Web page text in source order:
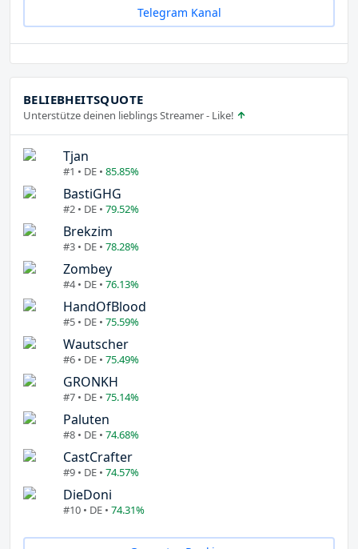
Telegram Kanal
BELIEBHEITSQUOTE
Unterstütze deinen lieblings Streamer - Like!
Tjan
#1 • DE • 85.85%
BastiGHG
#2 • DE • 79.52%
Brekzim
#3 • DE • 78.28%
Zombey
#4 • DE • 76.13%
HandOfBlood
#5 • DE • 75.59%
Wautscher
#6 • DE • 75.49%
GRONKH
#7 • DE • 75.14%
Paluten
#8 • DE • 74.68%
CastCrafter
#9 • DE • 74.57%
DieDoni
#10 • DE • 74.31%